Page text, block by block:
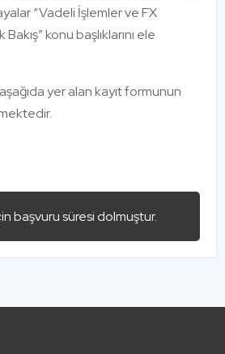
“Vadeli İşlemler ve FX
konu başlıklarını ele
yer alan kayıt formunun
başvuru süresi dolmuştur.